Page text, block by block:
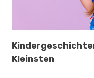
Kleinsten